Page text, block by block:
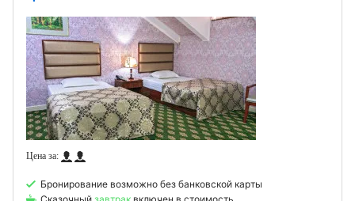
Бронирование возможно без банковской карты